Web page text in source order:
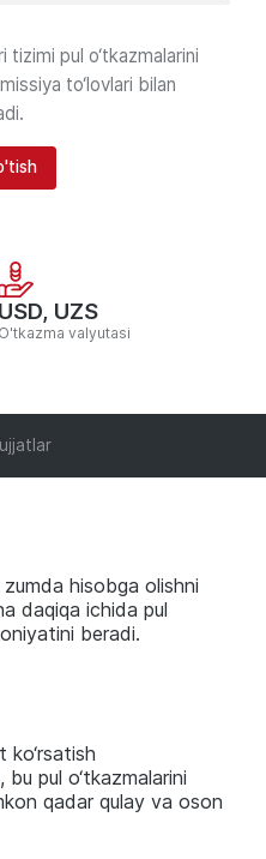
tizimi pul o‘tkazmalarini
to‘lovlari bilan
USD, UZS
O'tkazma valyutasi
hisobga olishni
daqiqa ichida pul
beradi.
ko‘rsatish
pul o‘tkazmalarini
qadar qulay va oson